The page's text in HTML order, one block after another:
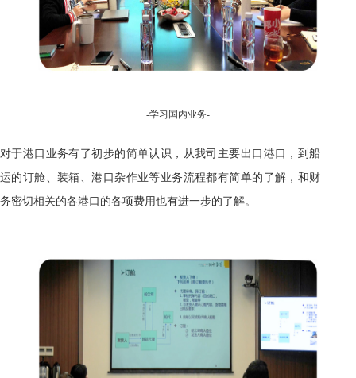
-学习 国内业务-
对于港口业务有了初步的简单认识，从我司主要出口港口，到船
运的订舱、装箱、港口杂作业等业务流程都有简单的了解 ， 和财
务密切相关的各港口的各项费用也有进一步的了解。